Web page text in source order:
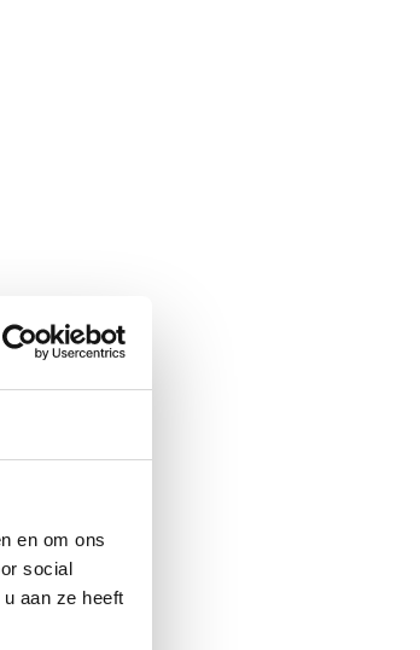
en om ons
social
aan ze heeft